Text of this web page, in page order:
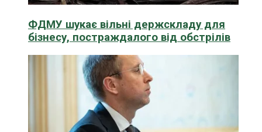
ФДМУ шукає вільні держскладу для
бізнесу, постраждалого від обстрілів